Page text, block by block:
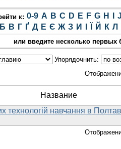
к: 0-9 A B C D E F G H J
Б В Г Ґ Д Е Є Ж З И Й К Л
или введите несколько первых
Упорядочнить:
Название
технологій навчання в